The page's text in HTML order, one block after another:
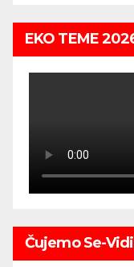
EKO TEME
Čujemo Se-